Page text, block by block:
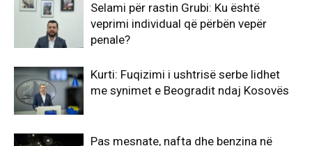
Selami për rastin Grubi: Ku është
veprimi individual që përbën vepër
penale?
Kurti: Fuqizimi i ushtrisë serbe lidhet
me synimet e Beogradit ndaj Kosovës
Pas mesnate, nafta dhe benzina në